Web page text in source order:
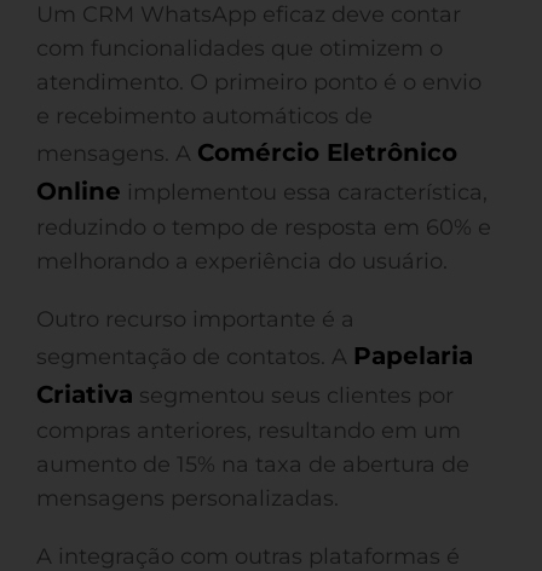
Um CRM WhatsApp eficaz deve contar
com funcionalidades que otimizem o
atendimento. O primeiro ponto é o envio
e recebimento automáticos de
mensagens. A Comércio Eletrônico
Online implementou essa característica,
reduzindo o tempo de resposta em 60% e
melhorando a experiência do usuário.
Outro recurso importante é a
segmentação de contatos. A Papelaria
Criativa segmentou seus clientes por
compras anteriores, resultando em um
aumento de 15% na taxa de abertura de
mensagens personalizadas.
A integração com outras plataformas é